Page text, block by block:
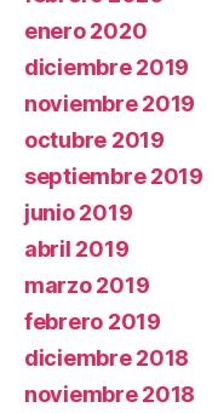
enero 2020
diciembre 2019
noviembre 2019
octubre 2019
septiembre 2019
junio 2019
abril 2019
marzo 2019
febrero 2019
diciembre 2018
noviembre 2018